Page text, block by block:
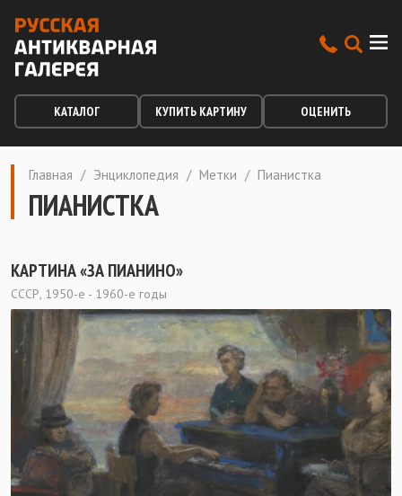
КАТАЛОГ КУПИТЬ КАРТИНУ ОЦЕНИТЬ
Главная / Энциклопедия / Метки / Пианистка
ПИАНИСТКА
КАРТИНА «ЗА ПИАНИНО»
СССР, 1950-е - 1960-е годы